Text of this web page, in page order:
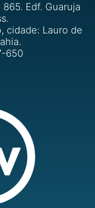
Edf. Guaruja
cidade: Lauro de
650